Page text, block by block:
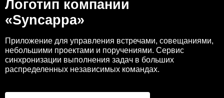
Логотип компании
«Syncappa»
Приложение для управления встречами, совещаниями,
небольшими проектами и поручениями. Сервис
синхронизации выполнения задач в больших
распределенных независимых командах.